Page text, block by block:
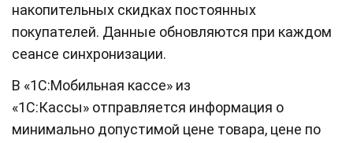
накопительных скидках постоянных
покупателей. Данные обновляются при каждом
сеансе синхронизации.
В «1С:Мобильная кассе» из
«1С:Кассы» отправляется информация о
минимально допустимой цене товара, цене по